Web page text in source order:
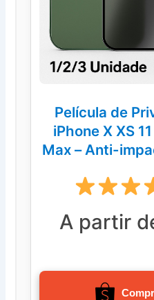
Película de
iPhone X XS
Max – Anti-
A partir